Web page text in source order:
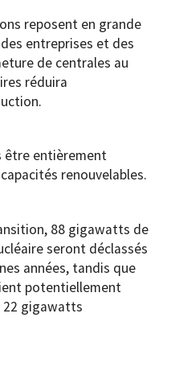
reposent en grande
entreprises et des
de centrales au
réduira
être entièrement
renouvelables.
88 gigawatts de
seront déclassés
années, tandis que
potentiellement
22 gigawatts